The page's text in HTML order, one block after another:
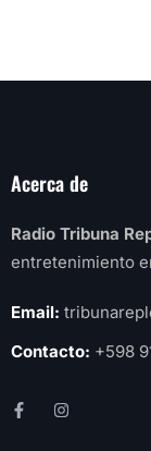
Acerca de
Radio Tribuna
entretenimiento
Email:
Contacto: +598